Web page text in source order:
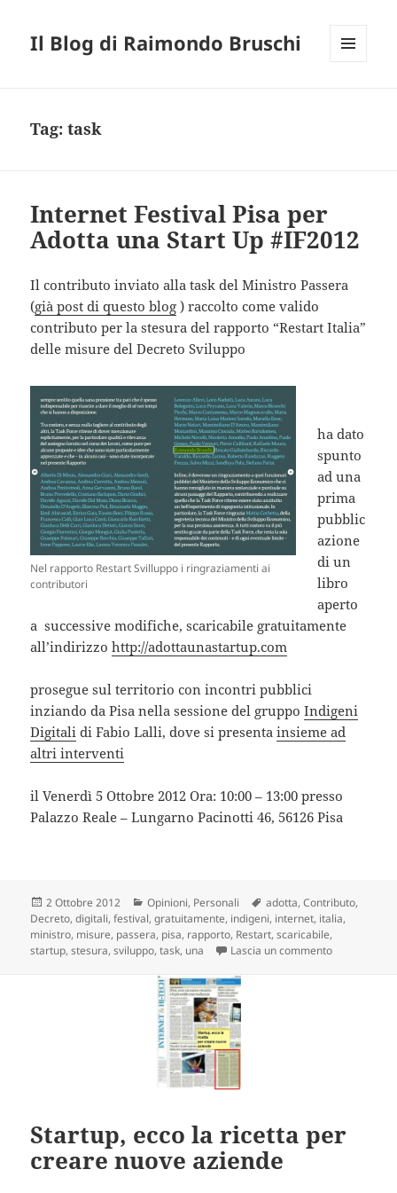
Il Blog di Raimondo Bruschi
Tag:task
Internet Festival Pisa per
Adotta una Start Up #IF2012
Il contributo inviato alla task del Ministro Passera
(già post di questo blog ) raccolto come valido
contributo per la stesura del rapporto “Restart Italia”
delle misure del Decreto Sviluppo
Nel rapporto Restart Svilluppo i ringraziamenti ai
contributori
ha dato
spunto
ad una
prima
pubblic
azione
di un
libro
aperto
a successive modifiche, scaricabile gratuitamente
all’indirizzohttp://adottaunastartup.com
prosegue sul territorio con incontri pubblici
inziando da Pisa nella sessione del gruppoIndigeni
Digitali di Fabio Lalli, dove si presentainsieme ad
altri interventi
il Venerdì 5 Ottobre 2012 Ora: 10:00 – 13:00 presso
Palazzo Reale – Lungarno Pacinotti 46, 56126 Pisa
Scritto
il
2 Ottobre 2012 Categorie
Opinioni, Personali Tag
adotta,Contributo,
Decreto,digitali,festival,gratuitamente, indigeni, internet, italia,
ministro, misure, passera, pisa, rapporto, Restart,scaricabile,
startup,stesura,sviluppo,task, una Lascia un commentosu Internet
Startup, ecco la ricetta per
creare nuove aziende